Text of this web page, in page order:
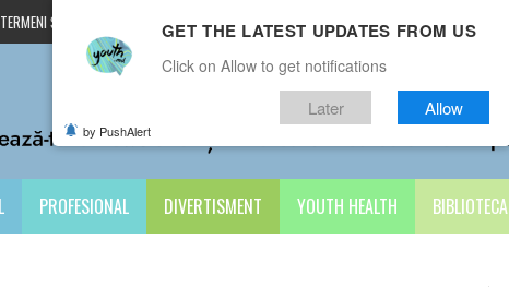
TERMENI ȘI CONDIȚII CONTACTE
PROFESIONAL DIVERTISMENT YOUTH HEALTH BIBLIOTECA
GET THE LATEST UPDATES FROM US
Click on Allow to get notifications
Later Allow
by PushAlert